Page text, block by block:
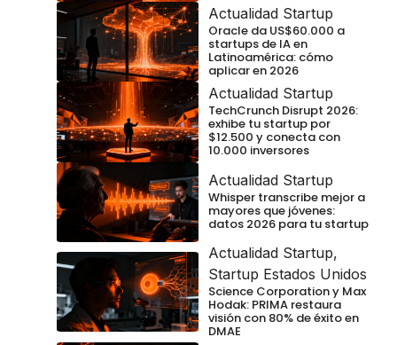
Actualidad Startup
Oracle da US$60.000 a
startups de IA en
Latinoamérica: cómo
aplicar en 2026
Actualidad Startup
TechCrunch Disrupt 2026:
exhibe tu startup por
$12.500 y conecta con
10.000 inversores
Actualidad Startup
Whisper transcribe mejor a
mayores que jóvenes:
datos 2026 para tu startup
Actualidad Startup,
Startup Estados Unidos
Science Corporation y Max
Hodak: PRIMA restaura
visión con 80% de éxito en
DMAE